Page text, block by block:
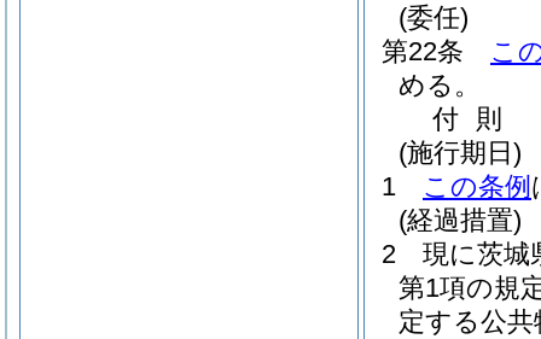
(委任)
第22条
こ
める。
付 則
(施行期日)
1
この条例
(経過措置)
2
現に茨城
第1項の規
定する公